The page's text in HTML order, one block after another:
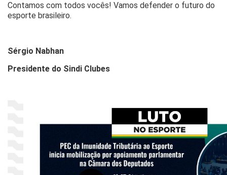
Contamos com todos vocês! Vamos defender o futuro do
esporte brasileiro.
Sérgio Nabhan
Presidente do Sindi Clubes